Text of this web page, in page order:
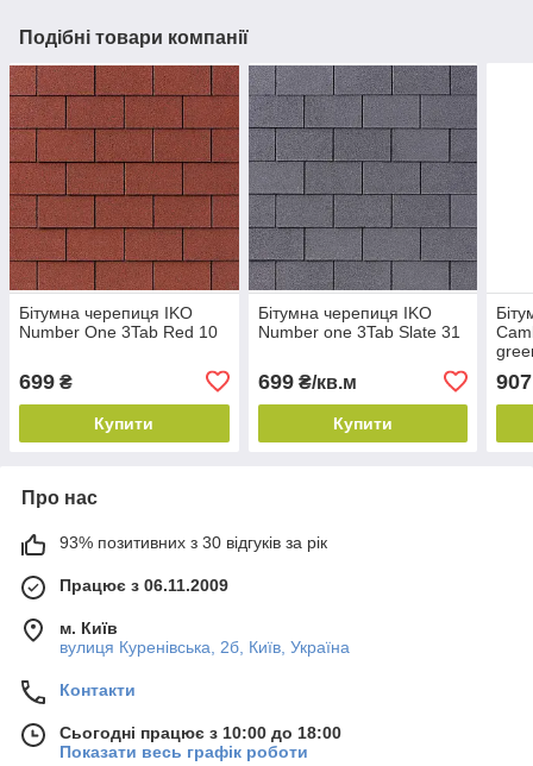
Подібні товари компанії
Бітумна черепиця IKO
Number One 3Tab Red 10
699 ₴
Купити
Бітумна черепиця IKO
Number one 3Tab Slate 31
699₴/кв.м
Купити
907
Про нас
93% позитивних з 30 відгуків за рік
Працює з 06.11.2009
м. Київ
вулиця Куренівська, 2б, Київ, Україна
Контакти
Сьогодні працює з 10:00 до 18:00
Показати весь графік роботи